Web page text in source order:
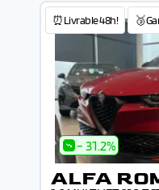
⏰Livrable 48h!
- 31.2%
ALFA